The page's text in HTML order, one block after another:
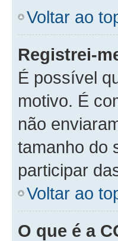
Voltar ao
Registrei-
É possível
motivo. É
não
tamanho do
participar
Voltar ao
O que é a